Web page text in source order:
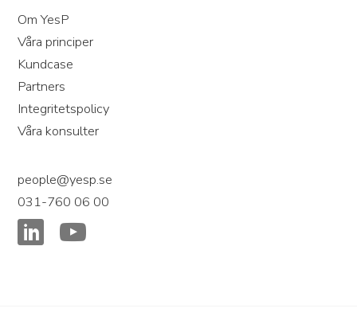
Om YesP
Våra principer
Kundcase
Partners
Integritetspolicy
Våra konsulter
people@yesp.se
031-760 06 00